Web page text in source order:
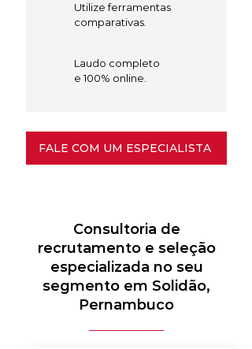
Utilize ferramentas
comparativas.
Laudo completo
e 100% online.
FALE COM UM ESPECIALISTA
Consultoria de
recrutamento e seleção
especializada no seu
segmento em Solidão,
Pernambuco